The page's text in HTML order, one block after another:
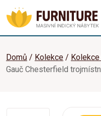
Domů Kolekce
Kolekce
Gauč Chesterfield